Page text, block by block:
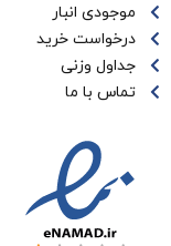
موجودی انبار
درخواست خرید
جداول وزنی
تماس با ما